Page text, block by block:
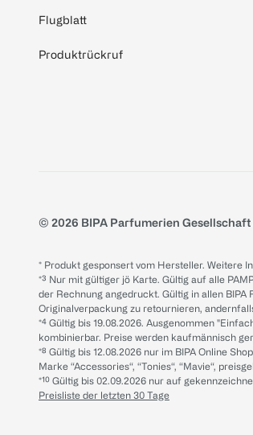
Flugblatt
Produktrückruf
© 2026 BIPA Parfumerien Gesellschaft
* Produkt gesponsert vom Hersteller. Weitere
*³ Nur mit gültiger jö Karte. Gültig auf alle
der Rechnung angedruckt. Gültig in allen
Originalverpackung zu retournieren,
*⁴ Gültig bis 19.08.2026. Ausgenommen
kombinierbar. Preise werden kaufmännisch
*⁸ Gültig bis 12.08.2026 nur im BIPA Online
Marke “Accessories“, “Tonies“, “Mavie“,
*¹⁰ Gültig bis 02.09.2026 nur auf
Preisliste der letzten 30 Tage